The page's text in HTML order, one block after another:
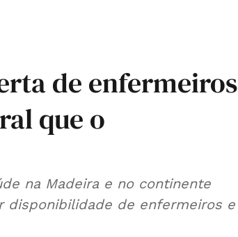
de enfermeiros
que o
na Madeira e no continente
disponibilidade de enfermeiros e